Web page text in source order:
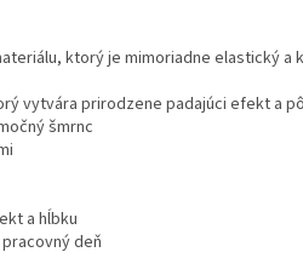
ktorý je mimoriadne elastický
vytvára prirodzene padajúci efekt a
šmrnc
a hĺbku
deň